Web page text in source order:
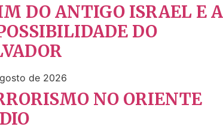
DO ANTIGO ISRAEL E A
DO
de 2026
NO ORIENTE